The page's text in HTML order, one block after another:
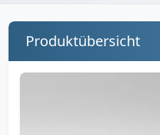
Produktübersicht